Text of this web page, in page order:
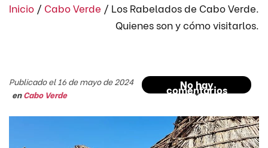
Inicio / Cabo Verde / Los Rabelados de Cabo Verde.
Quienes son y cómo visitarlos.
No hay
comentarios
Publicado el 16 de mayo de 2024
enCabo Verde